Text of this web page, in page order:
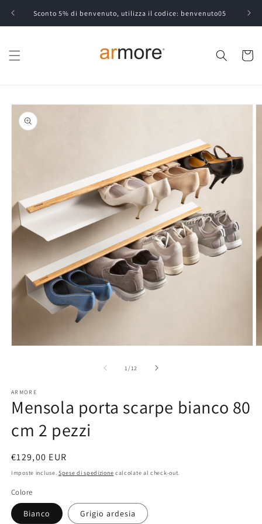
direttamente
Sconto 5% di benvenuto, utilizza il codice: benvenuto05
Carrello
Passa alle
informazioni
sul prodotto
finestra
modale
1 /su
12
ARMORE
Mensola porta scarpe bianco 80
cm 2 pezzi
Prezzo
di
€129,00 EUR
Imposte incluse. Spese di spedizione calcolate al check-out.
Colore
Bianco Grigio ardesia